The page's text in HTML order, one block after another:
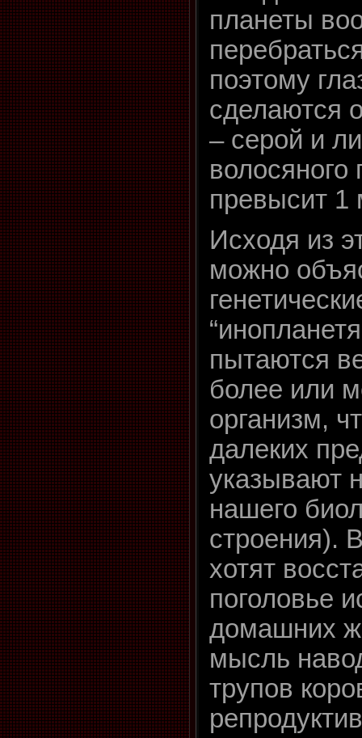
планеты
поэтому
сделаются
– серой и
волосяного
превысит 1
Исходя из
можно
пытаются
более или
организм,
далеких
указывают
нашего
строения).
хотят
поголовье
домашних
мысль
трупов